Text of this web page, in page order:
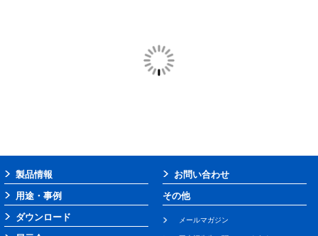
製品情報
用途・事例
ダウンロード
お問い合わせ
その他
メールマガジン